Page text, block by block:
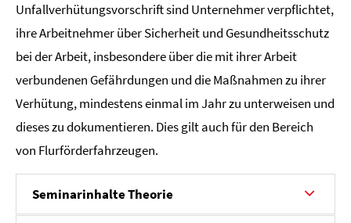
Unfallverhütungsvorschrift sind Unternehmer verpflichtet,
ihre Arbeitnehmer über Sicherheit und Gesundheitsschutz
bei der Arbeit, insbesondere über die mit ihrer Arbeit
verbundenen Gefährdungen und die Maßnahmen zu ihrer
Verhütung, mindestens einmal im Jahr zu unterweisen und
dieses zu dokumentieren. Dies gilt auch für den Bereich
von Flurförderfahrzeugen.
Seminarinhalte Theorie